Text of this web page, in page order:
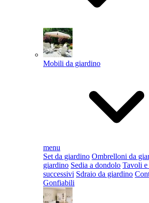
Mobili da giardino
menu
Set da giardino Ombrelloni da
giardino Sedia a dondolo Tavoli e
successivi Sdraio da giardino
Gonfiabili